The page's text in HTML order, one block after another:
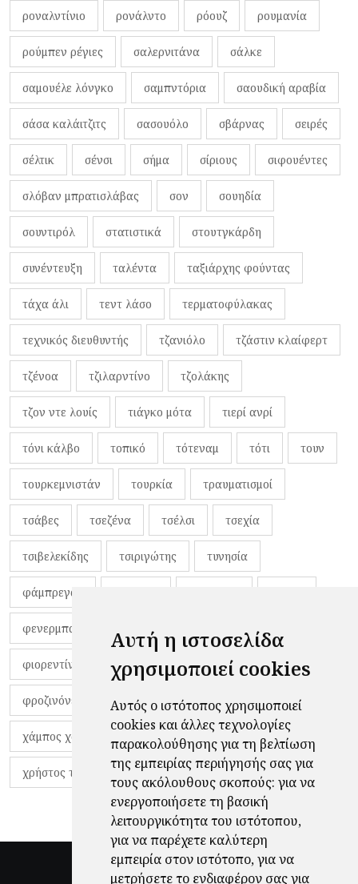
Αυτή η ιστοσελίδα
χρησιμοποιεί cookies
Αυτός ο ιστότοπος χρησιμοποιεί
cookies και άλλες τεχνολογίες
παρακολούθησης για τη βελτίωση
της εμπειρίας περιήγησής σας για
τους ακόλουθους σκοπούς: για να
ενεργοποιήσετε τη βασική
λειτουργικότητα του ιστότοπου,
για να παρέχετε καλύτερη
εμπειρία στον ιστότοπο,για να
μετρήσετε το ενδιαφέρον σας για
ροναλντίνιο ρονάλντο ρόουζ ρουμανία
ρούμπεν ρέγιες σαλερνιτάνα σάλκε
σαμουέλε λόνγκο σαμπντόρια σαουδική αραβία
σάσα καλάιτζιτς σασουόλο σβάρνας σειρές
σέλτικ σένσι σήμα σίριους σιφουέντες
σλόβαν μπρατισλάβας σον σουηδία
σουντιρόλ στατιστικά στουτγκάρδη
συνέντευξη ταλέντα ταξιάρχης φούντας
τάχα άλι τεντ λάσο τερματοφύλακας
τεχνικός διευθυντής τζανιόλο τζάστιν κλαίφερτ
τζένοα τζιλαρντίνο τζολάκης
τζον ντε λουίς τιάγκο μότα τιερί ανρί
τόνι κάλβο τοπικό τότεναμ τότι τουν
τουρκεμνιστάν τουρκία τραυματισμοί
τσάβες τσεζένα τσέλσι τσεχία
τσιβελεκίδης τσιριγώτης τυνησία
φάμπρεγας
φενερμπαχτσέ φερνάντο τόρες φίλαθλοι
φιορεντίνα φιρμίνο φρανκ ντε μπουρ
φροζινόνε φωκικός χαβίτο
χάμπος χαραλάμπους χάρι πότερ
χρήστος τζόλης